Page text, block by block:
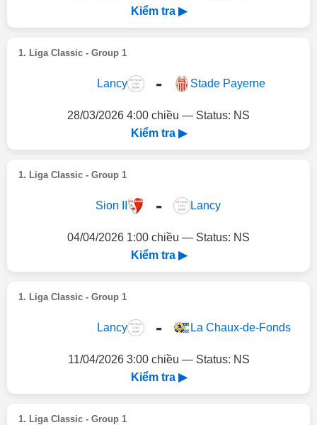
Kiểm tra ▶
1. Liga Classic - Group 1
Lancy - Stade Payerne
28/03/2026 4:00 chiều — Status: NS
Kiểm tra ▶
1. Liga Classic - Group 1
Sion II - Lancy
04/04/2026 1:00 chiều — Status: NS
Kiểm tra ▶
1. Liga Classic - Group 1
Lancy - La Chaux-de-Fonds
11/04/2026 3:00 chiều — Status: NS
Kiểm tra ▶
1. Liga Classic - Group 1